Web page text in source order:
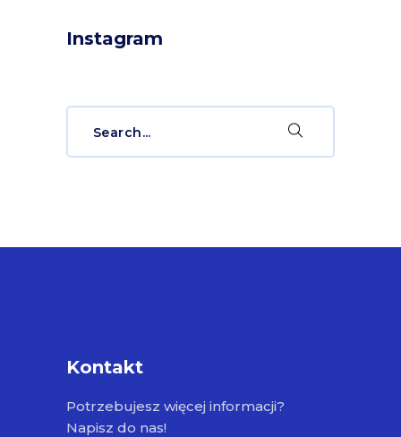
Instagram
Kontakt
Potrzebujesz więcej informacji?
Napisz do nas!